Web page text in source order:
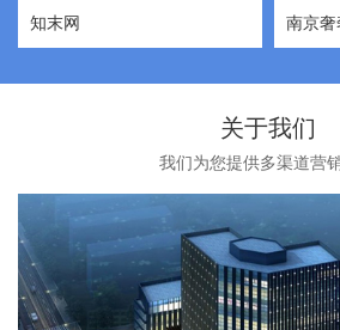
知末网 南京
关于我们
我们为您提供多渠道营